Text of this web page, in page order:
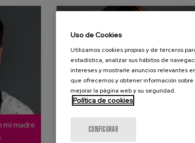
mi madre
Hoy, Yo soy Matia y mañana, también lo
Uso de Cookies
Utilizamos cookies propias y de terceros
estadística, analizar sus hábitos de
intereses y mostrarle anuncios relevantes
que ofrecemos y obtener información
mejorar la página web y su seguridad.
Política de cookies
CONFIGURAR